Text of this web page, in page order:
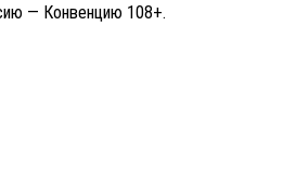
— Конвенцию 108+.